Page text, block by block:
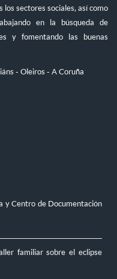
sectores sociales, así como
en la búsqueda de
y fomentando las buenas
- Oleiros - A Coruña
y Centro de Documentación
familiar sobre el eclipse